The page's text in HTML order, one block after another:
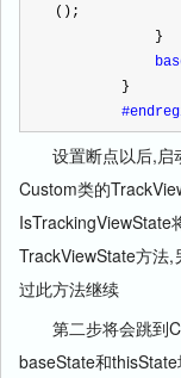
();
            }
        }
设置断点以后,启
Custom类的
IsTrackingViewState
TrackViewState方法
过此方法继续
第二步将会跳到
baseState和